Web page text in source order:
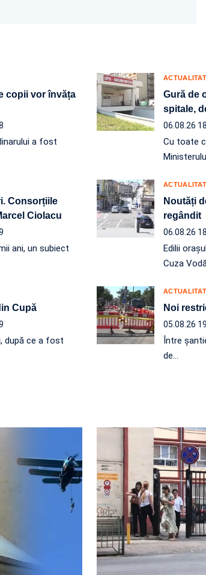
copii vor învăța
a fost
Gură de
spitale,
06.08.26
Cu toate
Consorțiile
Ciolacu
ani, un subiect
Noutăți
regândit
06.08.26
Edilii
Cuza
Cupă
după ce a fost
Noi
05.08.26
Între
de…